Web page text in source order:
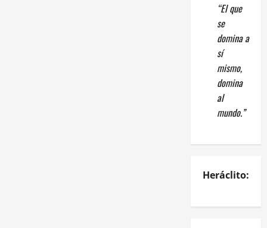
“El que
se
domina a
sí
mismo,
domina
al
mundo.”
Heráclito: